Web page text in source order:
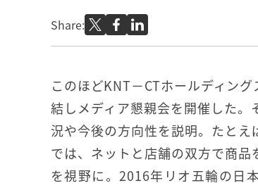
Share:
このほどKNT－CTホールディン
結しメディア懇親会を開催した
況や今後の方向性を説明。たと
では、ネットと店舗の双方で商
を視野に。2016年リオ五輪の日